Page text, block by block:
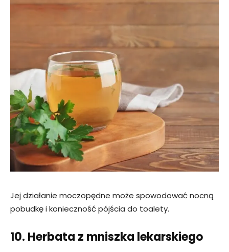
Jej działanie moczopędne może spowodować nocną
pobudkę i konieczność pójścia do toalety.
10. Herbata z mniszka lekarskiego